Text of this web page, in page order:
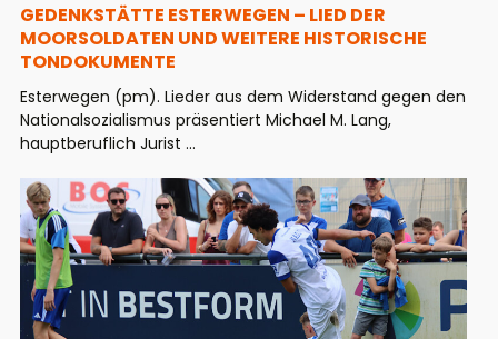
GEDENKSTÄTTE ESTERWEGEN – LIED DER
MOORSOLDATEN UND WEITERE HISTORISCHE
TONDOKUMENTE
Esterwegen (pm). Lieder aus dem Widerstand gegen den
Nationalsozialismus präsentiert Michael M. Lang,
hauptberuflich Jurist ...